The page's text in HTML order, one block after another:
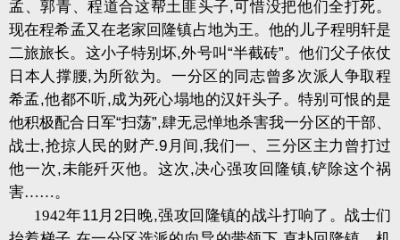
孟、郭青、程道合这帮土匪头子,可惜没把他们全打死。
现在程希孟又在老家回隆镇占地为王。他的儿子程明轩是
二旅旅长。这小子特别坏,外号叫“半截砖”。他们父子依仗
日本人撑腰,为所欲为。一分区的同志曾多次派人争取程
希孟,他都不听,成为死心塌地的汉奸头子。特别可恨的是
他积极配合日军“扫荡”,肆无忌惮地杀害我一分区的干部、
战士,抢掠人民的财产.9 月间,我们一、三分区主力曾打过
他一次,未能歼灭他。这次,决心强攻回隆镇,铲除这个祸
害……。
1942年11月 2日晚,强攻回隆镇的战斗打响了。战士们